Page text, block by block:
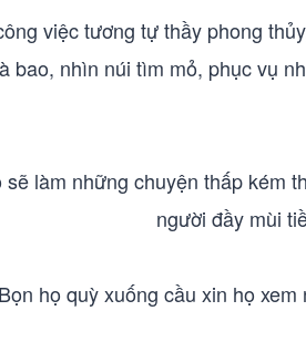
việc tương tự thầy phong
bao, nhìn núi tìm mỏ, phục vụ
làm những chuyện thấp kém
người đầy mùi
Bọn họ quỳ xuống cầu xin họ